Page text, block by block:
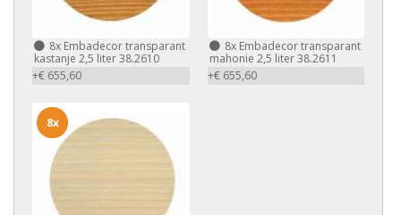
8x Embadecor transparant
kastanje 2,5 liter 38.2610
+€ 655,60
8xEmbadecor transparant
mahonie 2,5 liter 38.2611
+€ 655,60
8x